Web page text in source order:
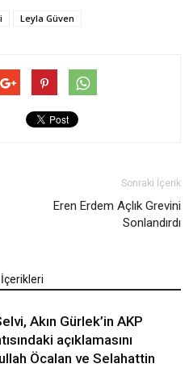
Leyla Güven
Sonraki İçerik
Eren Erdem Açlık Grevini
Sonlandırdı
Akın Gürlek’in AKP
açıklamasını
Öcalan ve Selahattin